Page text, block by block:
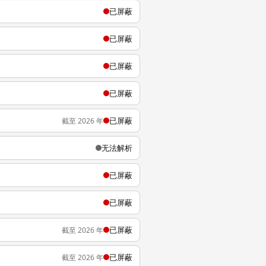
已屏蔽
已屏蔽
已屏蔽
已屏蔽
截至 2026 年 已屏蔽
无法解析
已屏蔽
已屏蔽
截至 2026 年 已屏蔽
截至 2026 年 已屏蔽